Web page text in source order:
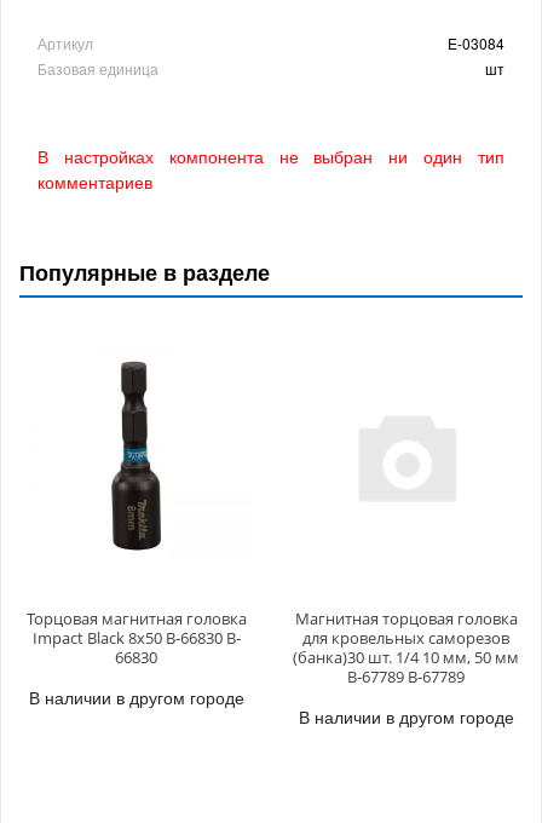
Артикул
E-03084
Базовая единица
шт
В настройках компонента не выбран ни один тип
комментариев
Популярные в разделе
Торцовая магнитная головка
Impact Black 8х50 B-66830 B-
66830
В наличии в другом городе
Магнитная торцовая головка
для кровельных саморезов
(банка)30 шт. 1/4 10 мм, 50 мм
B-67789 B-67789
В наличии в другом городе